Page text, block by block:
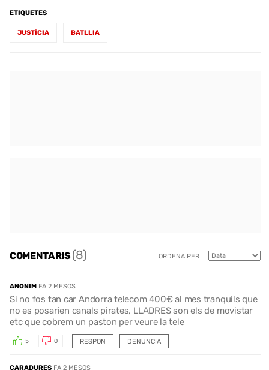
ETIQUETES
JUSTÍCIA BATLLIA
COMENTARIS(8) ORDENA PER
ANONIM FA 2 MESOS
Si no fos tan car Andorra telecom 400€ al mes tranquils que
no es posarien canals pirates, LLADRES son els de movistar
etc que cobrem un paston per veure la tele
RESPON
5 0 DENUNCIA
CARADURES FA 2 MESOS